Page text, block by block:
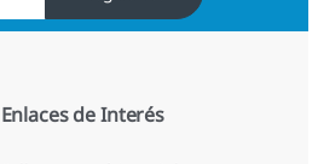
Enlaces de Interés